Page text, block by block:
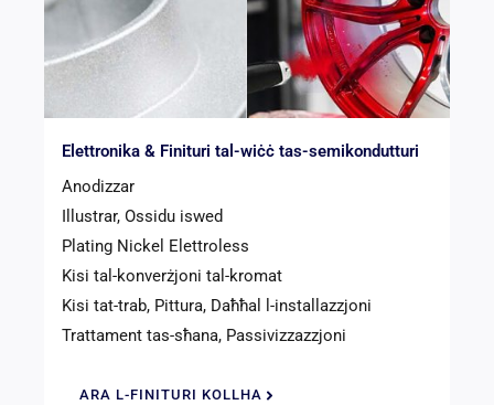
Elettronika & Finituri tal-wiċċ tas-semikondutturi
Anodizzar
Illustrar, Ossidu iswed
Plating Nickel Elettroless
Kisi tal-konverżjoni tal-kromat
Kisi tat-trab, Pittura, Daħħal l-installazzjoni
Trattament tas-sħana, Passivizzazzjoni
ARA L-FINITURI KOLLHA